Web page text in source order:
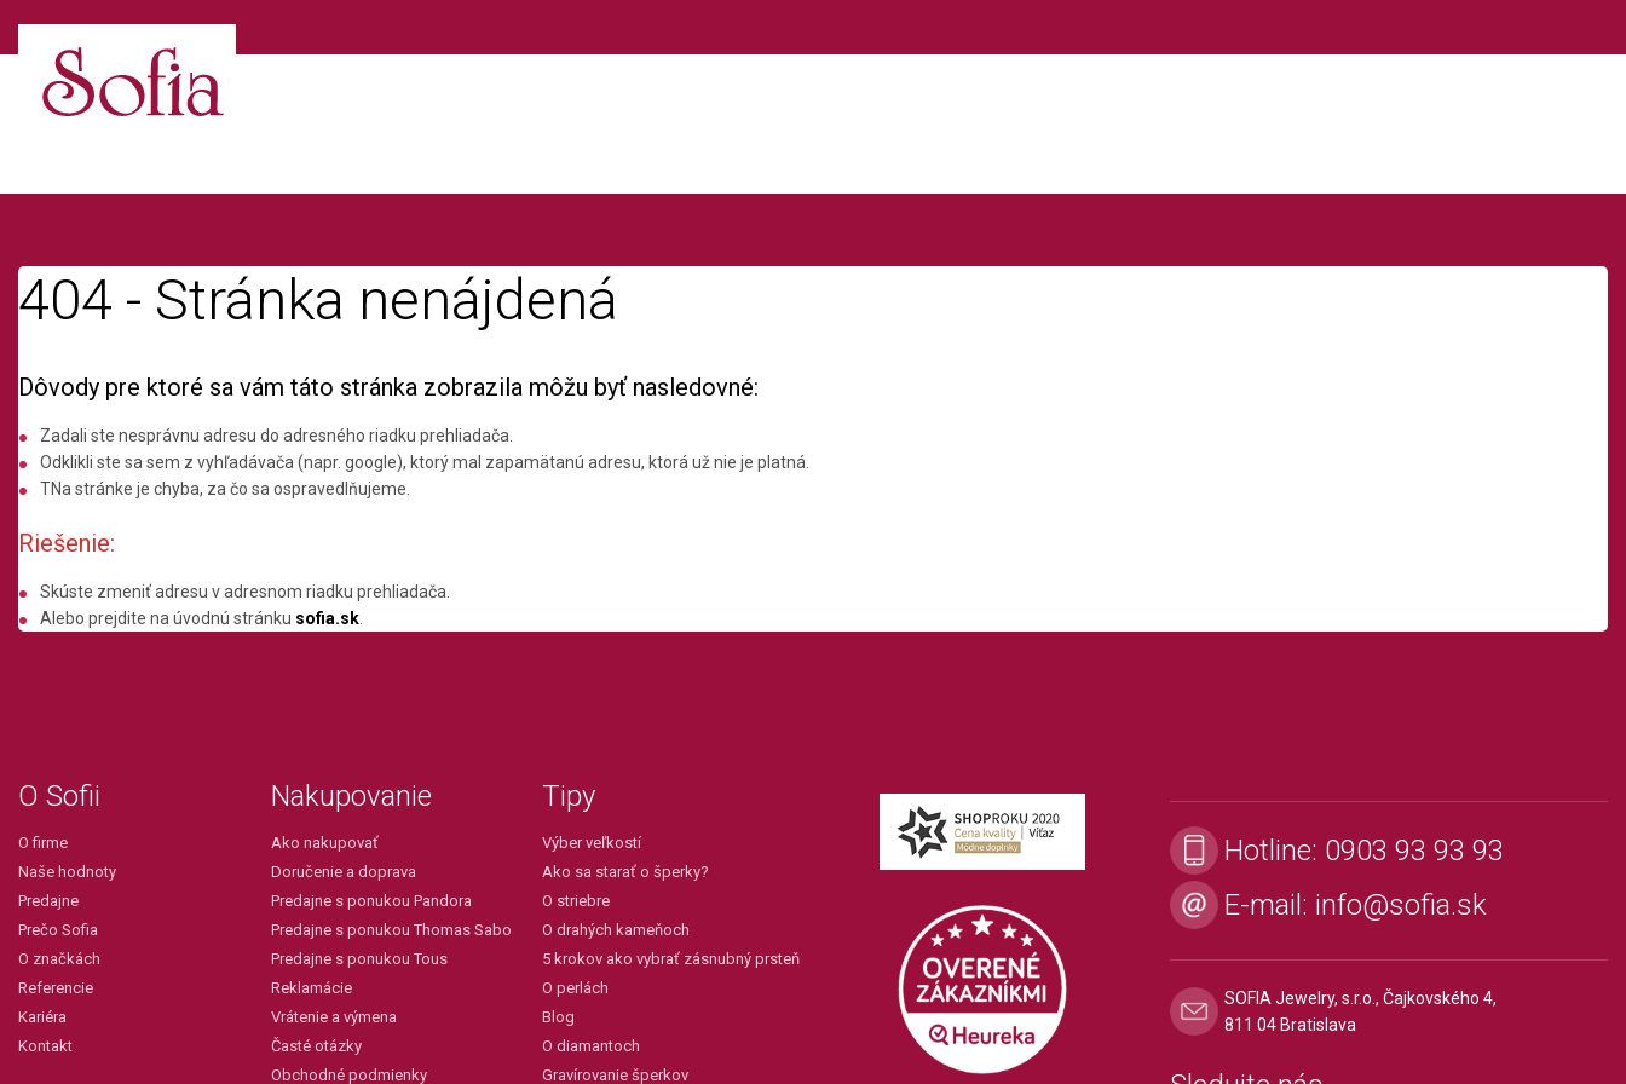
404 - Stránka nenájdená
Dôvody pre ktoré sa vám táto stránka zobrazila môžu byť nasledovné:
Zadali ste nesprávnu adresu do adresného riadku prehliadača.
Odklikli ste sa sem z vyhľadávača (napr. google), ktorý mal zapamätanú adresu, ktorá už nie je platná.
TNa stránke je chyba, za čo sa ospravedlňujeme.
Riešenie:
Skúste zmeniť adresu v adresnom riadku prehliadača.
Alebo prejdite na úvodnú stránku sofia.sk
O Sofii
O firme
Naše hodnoty
Predajne
Prečo Sofia
O značkách
Referencie
Kariéra
Kontakt
Nakupovanie
Ako nakupovať
Doručenie a doprava
Predajne s ponukou Pandora
Predajne s ponukou Thomas Sabo
Predajne s ponukou Tous
Reklamácie
Vrátenie a výmena
Časté otázky
Obchodné podmienky
Tipy
Výber veľkostí
Ako sa starať o šperky?
O striebre
O drahých kameňoch
5 krokov ako vybrať zásnubný prsteň
O perlách
Blog
O diamantoch
Gravírovanie šperkov
Hotline: 0903 93 93 93
E-mail: info@sofia.sk
SOFIA Jewelry, s.r.o., Čajkovského 4,
811 04 Bratislava